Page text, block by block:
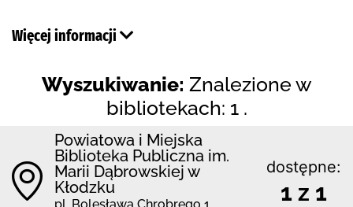
Więcej informacji
Wyszukiwanie: Znalezione w
bibliotekach: 1 .
Powiatowa i Miejska
Biblioteka Publiczna im.
Marii Dąbrowskiej w
Kłodzku
pl. Bolesława Chrobrego 1
dostępne:
1 z 1